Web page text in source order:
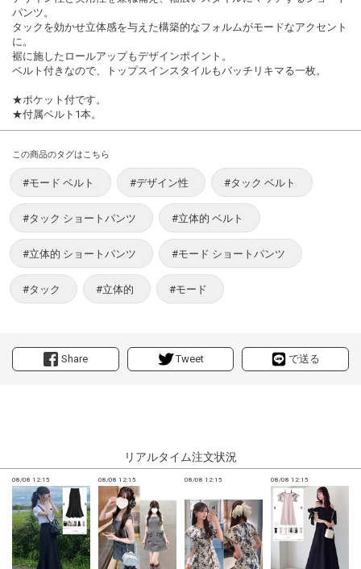
Share Tweet で送る
パンツ。
タックを効かせ立体感を与えた構築的なフォルムがモードなアクセント
に。
裾に施したロールアップもデザインポイント。
ベルト付きなので、トップスインスタイルもバッチリキマる一枚。
★ポケット付です。
★付属ベルト1本。
この商品のタグはこちら
#モード ベルト #デザイン性 #タック ベルト
#タック ショートパンツ #立体的 ベルト
#立体的 ショートパンツ #モード ショートパンツ
#タック #立体的 #モード
リアルタイム注文状況
08/08 12:15 08/08 12:15 08/08 12:15 08/08 12:15